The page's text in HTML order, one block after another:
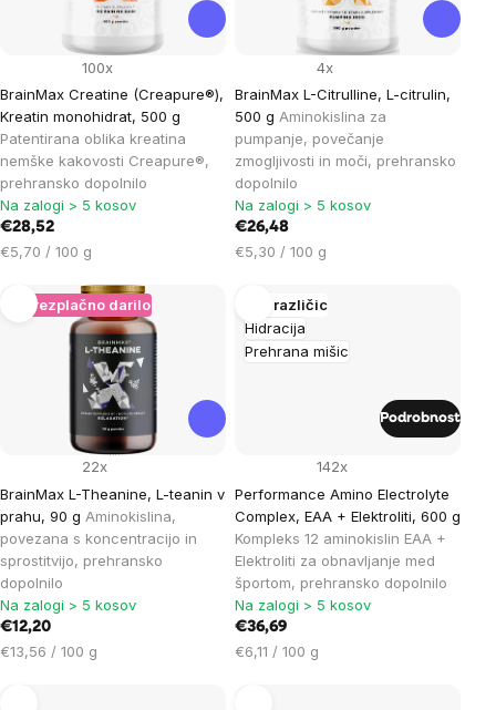
BrainMax Creatine (Creapure®),
Kreatin monohidrat, 500 g
Patentirana oblika kreatina
nemške kakovosti Creapure®,
prehransko dopolnilo
100x
Na zalogi > 5 kosov
€28,52
Cena
enoto:
€5,70 / 100 g
BrainMax L-Citrulline, L-citrulin,
500 g Aminokislina za
pumpanje, povečanje
zmogljivosti in moči, prehransko
dopolnilo
4x
Na zalogi > 5 kosov
€26,48
Cena
€5,30 / 100 g
+ Brezplačno darilo
BrainMax L-Theanine, L-teanin v
prahu, 90 g Aminokislina,
povezana s koncentracijo in
sprostitvijo, prehransko
dopolnilo
22x
Na zalogi > 5 kosov
€12,20
Cena
€13,56 / 100 g
Hidracija
Prehrana mišic
Več različic
Performance Amino Electrolyte
Complex, EAA + Elektroliti, 600 g
Kompleks 12 aminokislin EAA +
Elektroliti za obnavljanje med
športom, prehransko dopolnilo
142x
Na zalogi > 5 kosov
€36,69
Cena
€6,11 / 100 g
Podrobnost